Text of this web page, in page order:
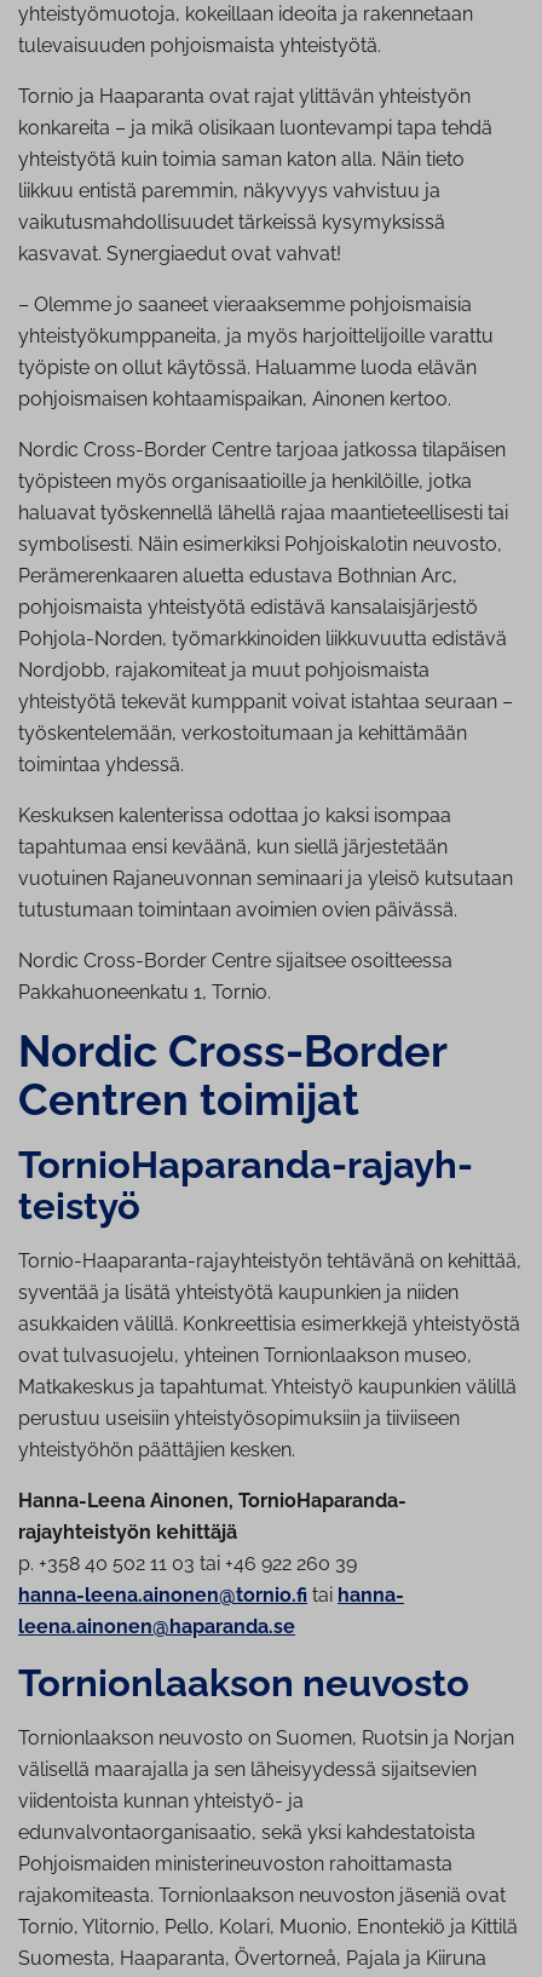
yhteistyömuotoja, kokeillaan ideoita ja rakennetaan
tulevaisuuden pohjoismaista yhteistyötä.
Tornio ja Haaparanta ovat rajat ylittävän yhteistyön
konkareita – ja mikä olisikaan luontevampi tapa tehdä
yhteistyötä kuin toimia saman katon alla. Näin tieto
liikkuu entistä paremmin, näkyvyys vahvistuu ja
vaikutusmahdollisuudet tärkeissä kysymyksissä
kasvavat. Synergiaedut ovat vahvat!
– Olemme jo saaneet vieraaksemme pohjoismaisia
yhteistyökumppaneita, ja myös harjoittelijoille varattu
työpiste on ollut käytössä. Haluamme luoda elävän
pohjoismaisen kohtaamispaikan, Ainonen kertoo.
Nordic Cross-Border Centre tarjoaa jatkossa tilapäisen
työpisteen myös organisaatioille ja henkilöille, jotka
haluavat työskennellä lähellä rajaa maantieteellisesti tai
symbolisesti. Näin esimerkiksi Pohjoiskalotin neuvosto,
Perämerenkaaren aluetta edustava Bothnian Arc,
pohjoismaista yhteistyötä edistävä kansalaisjärjestö
Pohjola-Norden, työmarkkinoiden liikkuvuutta edistävä
Nordjobb, rajakomiteat ja muut pohjoismaista
yhteistyötä tekevät kumppanit voivat istahtaa seuraan –
työskentelemään, verkostoitumaan ja kehittämään
toimintaa yhdessä.
Keskuksen kalenterissa odottaa jo kaksi isompaa
tapahtumaa ensi keväänä, kun siellä järjestetään
vuotuinen Rajaneuvonnan seminaari ja yleisö kutsutaan
tutustumaan toimintaan avoimien ovien päivässä.
Nordic Cross-Border Centre sijaitsee osoitteessa
Pakkahuoneenkatu 1, Tornio.
Nordic Cross-Border
Centren toimijat
Tor­nio­Ha­pa­ran­da-ra­jayh­
teis­työ
Tornio-Haaparanta-rajayhteistyön tehtävänä on kehittää,
syventää ja lisätä yhteistyötä kaupunkien ja niiden
asukkaiden välillä. Konkreettisia esimerkkejä yhteistyöstä
ovat tulvasuojelu, yhteinen Tornionlaakson museo,
Matkakeskus ja tapahtumat. Yhteistyö kaupunkien välillä
perustuu useisiin yhteistyösopimuksiin ja tiiviiseen
yhteistyöhön päättäjien kesken.
Hanna-Leena Ainonen, TornioHaparanda-
rajayhteistyön kehittäjä
p. +358 40 502 11 03 tai +46 922 260 39
hanna-leena.ainonen@tornio.fi tai hanna-
leena.ainonen@haparanda.se
Tor­nion­laak­son neuvosto
Tornionlaakson neuvosto on Suomen, Ruotsin ja Norjan
välisellä maarajalla ja sen läheisyydessä sijaitsevien
viidentoista kunnan yhteistyö- ja
edunvalvontaorganisaatio, sekä yksi kahdestatoista
Pohjoismaiden ministerineuvoston rahoittamasta
rajakomiteasta. Tornionlaakson neuvoston jäseniä ovat
Tornio, Ylitornio, Pello, Kolari, Muonio, Enontekiö ja Kittilä
Suomesta, Haaparanta, Övertorneå, Pajala ja Kiiruna